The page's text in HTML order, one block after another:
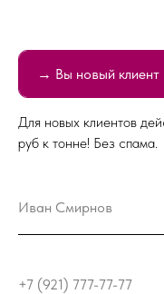
Для новых клиентов
руб к тонне! Без спама.
Иван Смирнов
+7 (921) 777-77-77